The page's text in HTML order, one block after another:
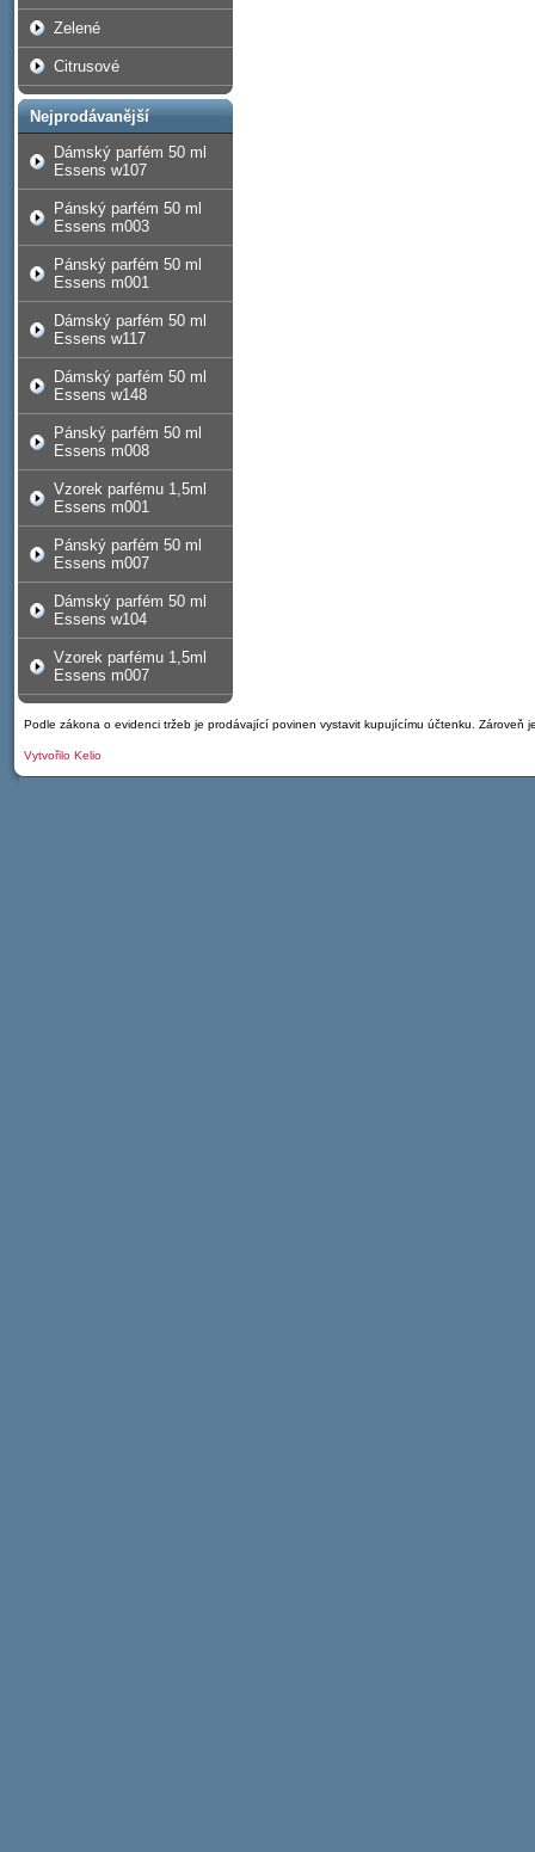
Zelené
Citrusové
Nejprodávanější
Dámský parfém 50 ml
Essens w107
Pánský parfém 50 ml
Essens m003
Pánský parfém 50 ml
Essens m001
Dámský parfém 50 ml
Essens w117
Dámský parfém 50 ml
Essens w148
Pánský parfém 50 ml
Essens m008
Vzorek parfému 1,5ml
Essens m001
Pánský parfém 50 ml
Essens m007
Dámský parfém 50 ml
Essens w104
Vzorek parfému 1,5ml
Essens m007
Podle zákona o evidenci tržeb je prodávající povinen vystavit kupujícímu účtenku.
Vytvořilo Kelio